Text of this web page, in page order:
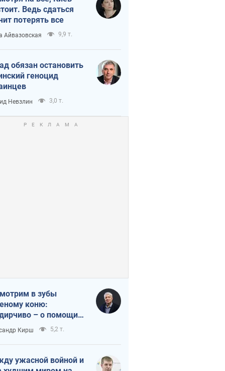
Ведь сдаться
потерять все
Айвазовская 9,9 т.
обязан остановить
геноцид
Невзлин 3,0 т.
в зубы
коню:
– о помощи
Кирш 5,2 т.
ужасной войной и